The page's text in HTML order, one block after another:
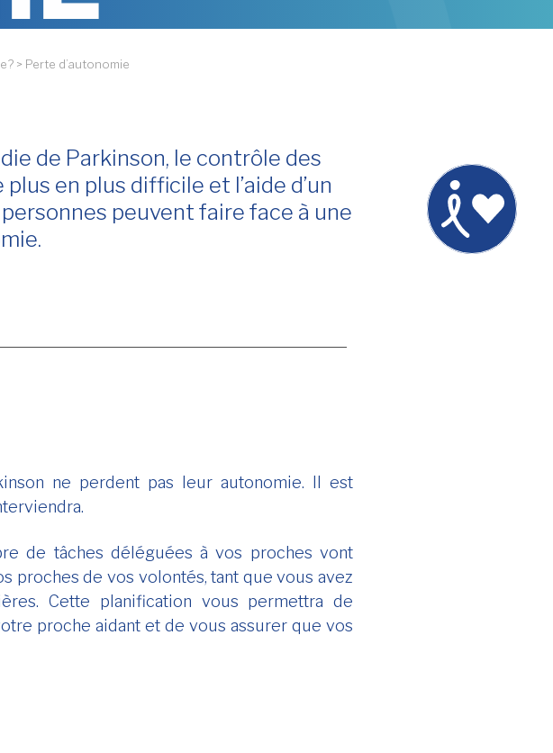
> Perte d’autonomie
de Parkinson, le contrôle des
en plus difficile et l’aide d’un
peuvent faire face à une
ne perdent pas leur autonomie. Il est
de tâches déléguées à vos proches vont
proches de vos volontés, tant que vous avez
Cette planification vous permettra de
proche aidant et de vous assurer que vos